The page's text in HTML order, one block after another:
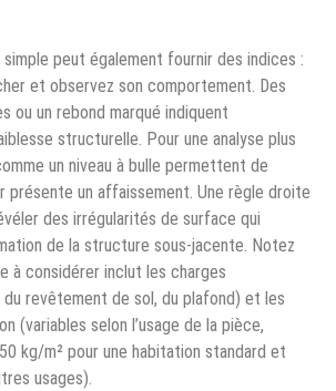
peut également fournir des indices :
et observez son comportement. Des
ou un rebond marqué indiquent
structurelle. Pour une analyse plus
un niveau à bulle permettent de
présente un affaissement. Une règle droite
des irrégularités de surface qui
de la structure sous-jacente. Notez
à considérer inclut les charges
revêtement de sol, du plafond) et les
(variables selon l’usage de la pièce,
kg/m² pour une habitation standard et
usages).